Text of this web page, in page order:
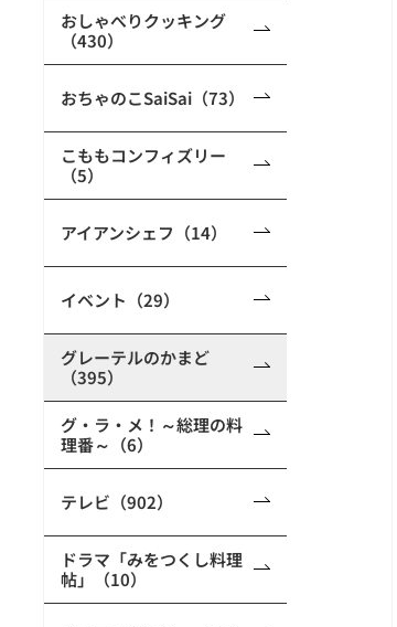
おしゃべりクッキング
（430）
おちゃのこSaiSai（73）
こももコンフィズリー
（5）
アイアンシェフ（14）
イベント（29）
グレーテルのかまど
（395）
グ・ラ・メ！～総理の料
理番～（6）
テレビ（902）
ドラマ「みをつくし料理
帖」（10）